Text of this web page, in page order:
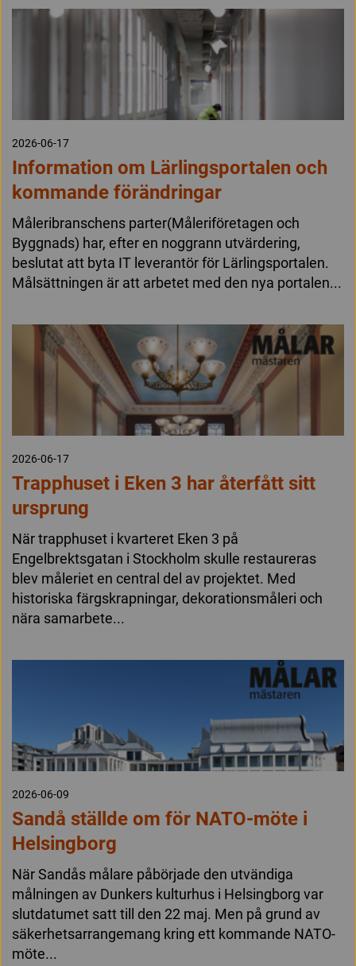
2026-06-17
Information om Lärlingsportalen och
kommande förändringar
Måleribranschens parter(Måleriföretagen och
Byggnads) har, efter en noggrann utvärdering,
beslutat att byta IT leverantör för Lärlingsportalen.
Målsättningen är att arbetet med den nya portalen...
2026-06-17
Trapphuset i Eken 3 har återfått sitt
ursprung
När trapphuset i kvarteret Eken 3 på
Engelbrektsgatan i Stockholm skulle restaureras
blev måleriet en central del av projektet. Med
historiska färgskrapningar, dekorationsmåleri och
nära samarbete...
2026-06-09
Sandå ställde om för NATO-möte i
Helsingborg
När Sandås målare påbörjade den utvändiga
målningen av Dunkers kulturhus i Helsingborg var
slutdatumet satt till den 22 maj. Men på grund av
säkerhetsarrangemang kring ett kommande NATO-
möte...